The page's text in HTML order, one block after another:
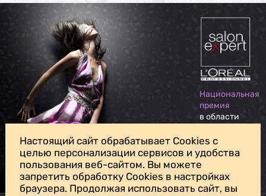
Для личных вопросов, жалоб и предложений обращайтесь на
нашу почту доверия
Национальная
премия
в области
красоты
Настоящий сайт обрабатывает Cookies с
целью персонализации сервисов и удобства
пользования веб-сайтом. Вы можете
запретить обработку Cookies в настройках
браузера. Продолжая использовать сайт, вы